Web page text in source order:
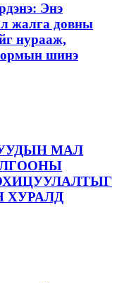
Энэ
жалга довны
нурааж,
шинэ
МАЛ
ХУРАЛД